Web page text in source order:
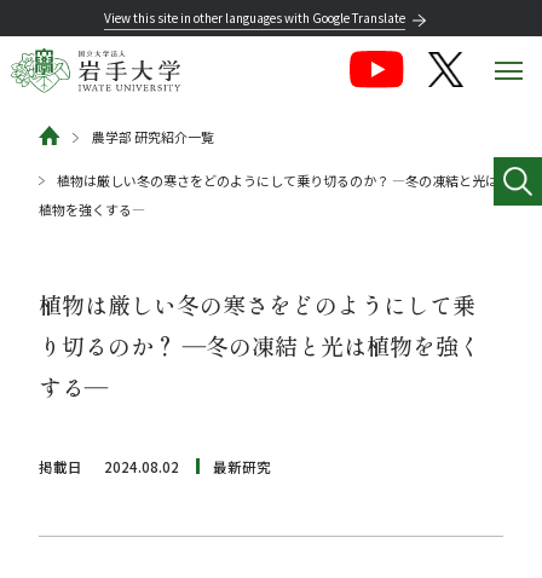
View this site in other languages with Google Translate
農学部 研究紹介一覧
植物は厳しい冬の寒さをどのようにして乗り切るのか？ ―冬の凍結と光は
植物を強くする―
植物は厳しい冬の寒さをどのようにして乗
り切るのか？ ―冬の凍結と光は植物を強く
する―
掲載日 2024.08.02 最新研究